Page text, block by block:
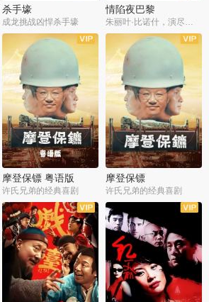
杀手壕
成龙挑战凶悍杀手壕
情陷夜巴黎
摩登保镖 粤语版
许氏兄弟的经典喜剧
摩登保镖
许氏兄弟的经典喜剧